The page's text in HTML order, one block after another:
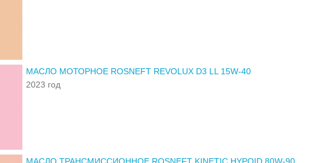
МАСЛО МОТОРНОЕ ROSNEFT REVOLUX D3 LL 15W-40
2023 год